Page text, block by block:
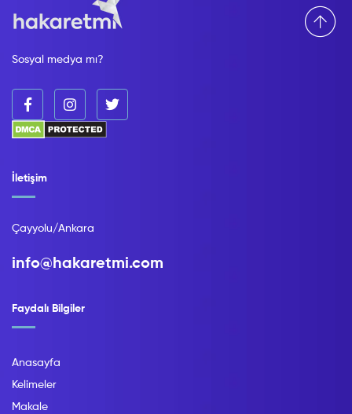
Sosyal medya mı?
Faydalı Bilgiler
Anasayfa
Kelimeler
Makale
İletişim
Çayyolu/Ankara
info@hakaretmi.com